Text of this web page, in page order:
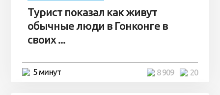
Турист показал как живут
обычные люди в Гонконге в
своих ...
5 минут 20
8 909